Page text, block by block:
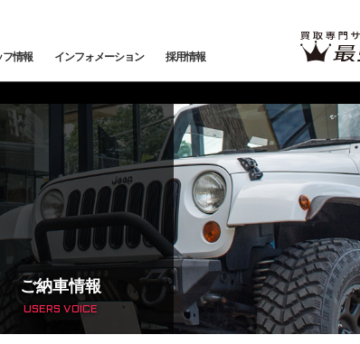
BMW ALPINA MINI
ROVER JAGUAR MASERATI
納車前点検・整備 メンテナンスパック
よくある質問 ご納車までの流れ
鈑金塗装 カーディテール
アライメント測定・調整
フ情報
トップランク杉並
トップランク千葉
サービスファクトリー
インフォメーション
サービスブログ トップランク・マガジン
採用情報
ご納車情報
USERS VOICE